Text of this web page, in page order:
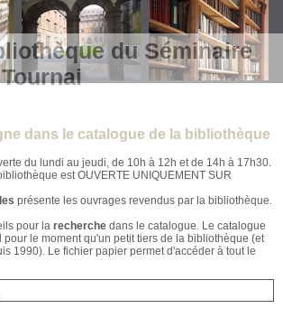
du Séminaire
dans le catalogue de la bibliothèque
du lundi au jeudi, de 10h à 12h et de 14h à 17h30.
est OUVERTE UNIQUEMENT SUR
présente les ouvrages revendus par la bibliothèque.
pour la recherche dans le catalogue. Le catalogue
pour le moment qu'un petit tiers de la bibliothèque (et
1990). Le fichier papier permet d'accéder à tout le